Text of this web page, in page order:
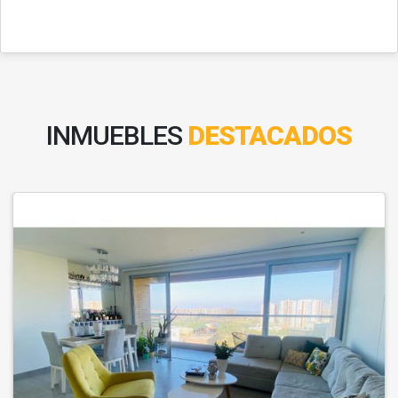
INMUEBLES DESTACADOS